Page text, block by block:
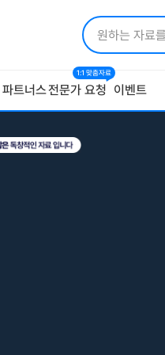
파트너스전문가 요청
1:1 맞춤자료
이벤트